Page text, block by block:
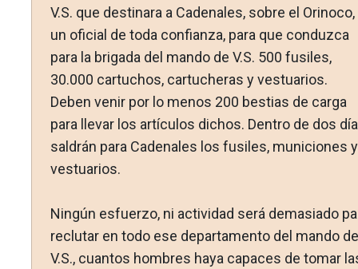
V.S. que destinara a Cadenales, sobre el Orinoco,
un oficial de toda confianza, para que conduzca
para la brigada del mando de V.S. 500 fusiles,
30.000 cartuchos, cartucheras y vestuarios.
Deben venir por lo menos 200 bestias de carga
para llevar los artículos dichos. Dentro de dos
saldrán para Cadenales los fusiles, municiones y
vestuarios.
Ningún esfuerzo, ni actividad será demasiado
reclutar en todo ese departamento del mando de
V.S., cuantos hombres haya capaces de tomar